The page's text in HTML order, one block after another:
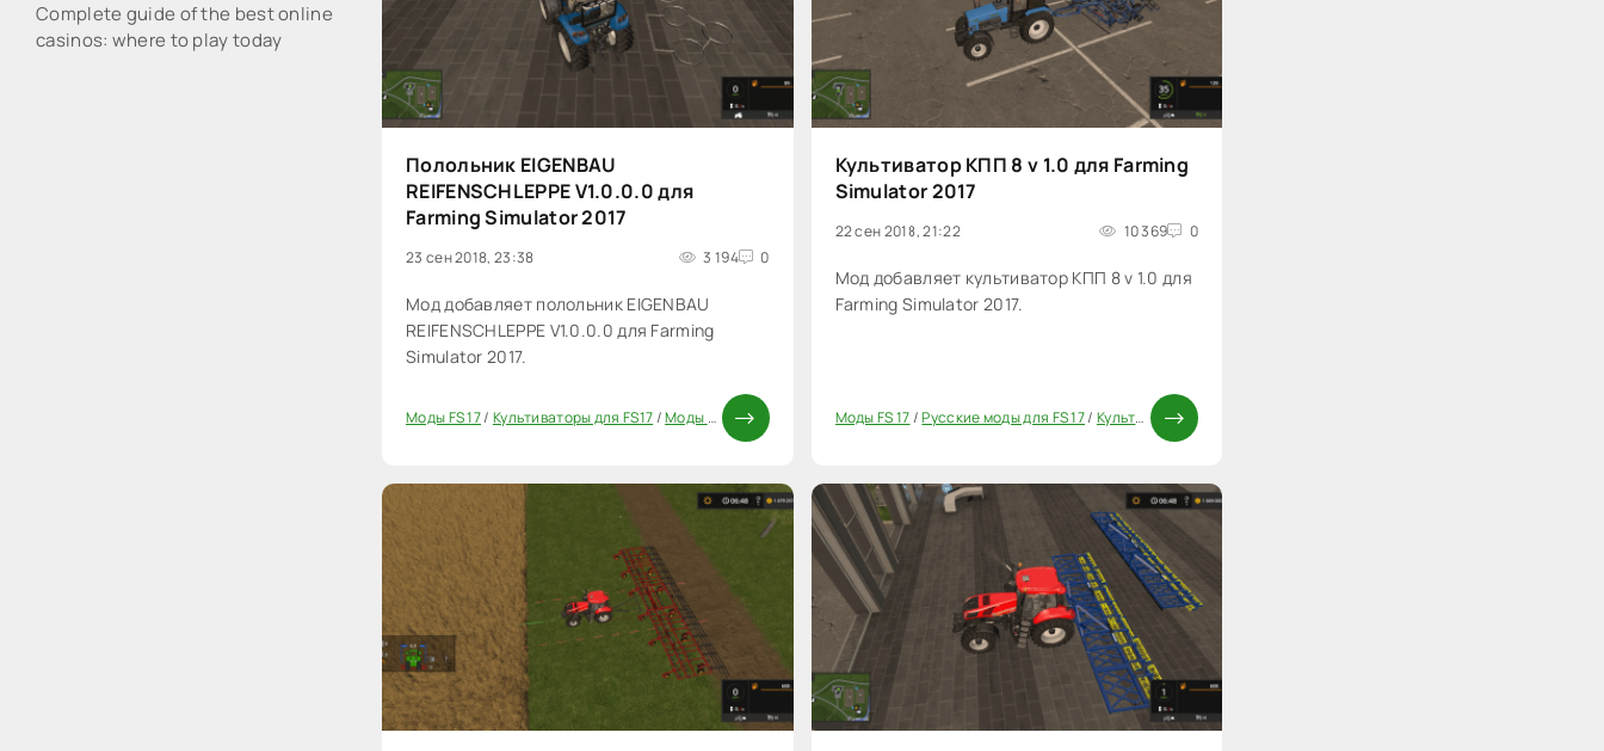
Complete guide of the best online
casinos: where to play today
Полольник EIGENBAU
REIFENSCHLEPPE V1.0.0.0 для
Farming Simulator 2017
23 сен 2018, 23:38 3 194 0
Мод добавляет полольник EIGENBAU
REIFENSCHLEPPE V1.0.0.0 для Farming
Simulator 2017.
Моды FS 17/ Культиваторы для FS17/Моды ФС 17
Культиватор КПП 8 v 1.0 для Farming
Simulator 2017
22 сен 2018, 21:22 10 369 0
Мод добавляет культиватор КПП 8 v 1.0 для
Farming Simulator 2017.
20
Моды FS 17/Русские моды для FS 17/ Культиваторы для FS17